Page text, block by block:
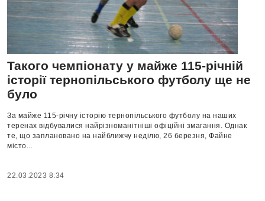
Такого чемпіонату у майже 115-річній
історії тернопільського футболу ще не
було
За майже 115-річну історію тернопільського футболу на наших
теренах відбувалися найрізноманітніші офіційні змагання. Однак
те, що заплановано на найближчу неділю, 26 березня, Файне
місто...
22.03.2023 8:34